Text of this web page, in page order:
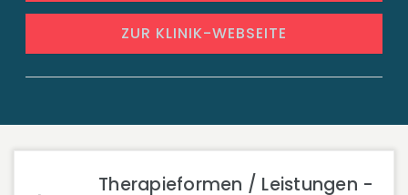
ZUR KLINIK-WEBSEITE
Therapieformen / Leistungen -